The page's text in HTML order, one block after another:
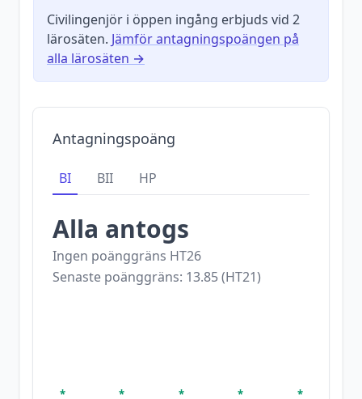
Civilingenjör i öppen ingång erbjuds vid 2
lärosäten. Jämför antagningspoängen på
alla lärosäten →
Antagningspoäng
BI BII HP
Alla antogs
Ingen poänggräns HT26
Senaste poänggräns: 13.85(HT21)
* * * * *